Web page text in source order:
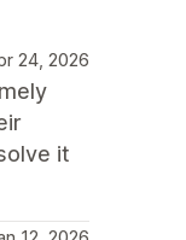
24, 2026
it